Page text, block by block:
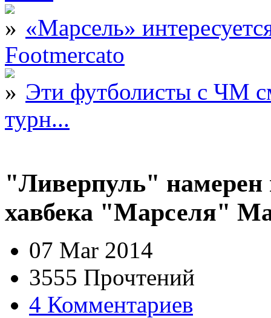
«Марсель»
Footmercato
Эти футболисты с ЧМ
турн...
"Ливерпуль" намерен
хавбека "Марселя"
07 Mar 2014
3555 Прочтений
4 Комментариев